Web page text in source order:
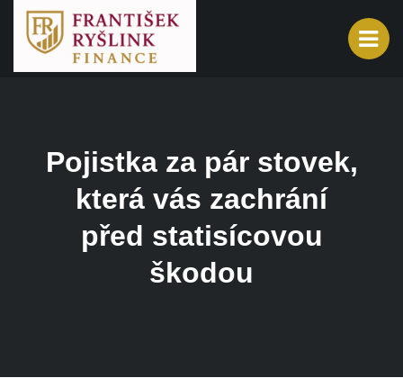
Pojistka za pár stovek,
která vás zachrání
před statisícovou
škodou